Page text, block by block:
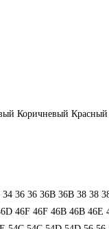
Коричневый Красный
34 36 36 36B 36B 38 38
46F 46F 46В 46В 46Е